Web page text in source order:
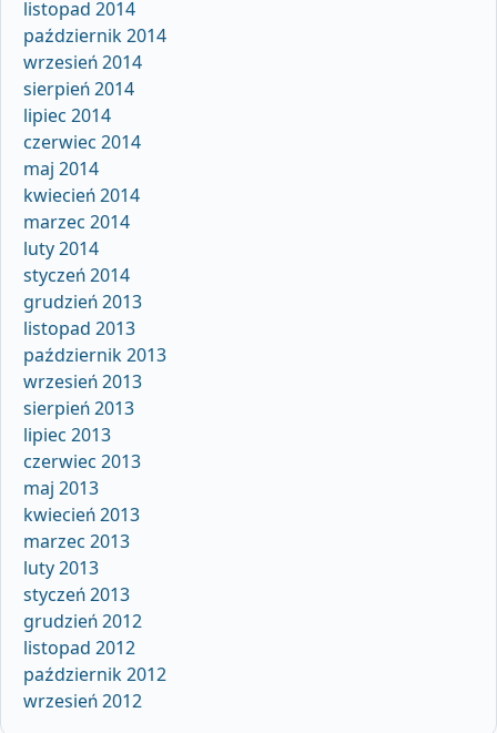
listopad 2014
październik 2014
wrzesień 2014
sierpień 2014
lipiec 2014
czerwiec 2014
maj 2014
kwiecień 2014
marzec 2014
luty 2014
styczeń 2014
grudzień 2013
listopad 2013
październik 2013
wrzesień 2013
sierpień 2013
lipiec 2013
czerwiec 2013
maj 2013
kwiecień 2013
marzec 2013
luty 2013
styczeń 2013
grudzień 2012
listopad 2012
październik 2012
wrzesień 2012